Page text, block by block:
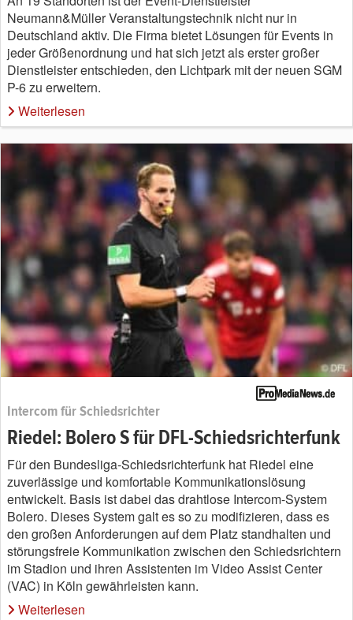
Neumann&Müller Veranstaltungstechnik nicht nur in
Deutschland aktiv. Die Firma bietet Lösungen für Events in
jeder Größenordnung und hat sich jetzt als erster großer
Dienstleister entschieden, den Lichtpark mit der neuen SGM
P-6 zu erweitern.
Weiterlesen
Intercom für Schiedsrichter
Riedel: Bolero S für DFL-Schiedsrichterfunk
Für den Bundesliga-Schiedsrichterfunk hat Riedel eine
zuverlässige und komfortable Kommunikationslösung
entwickelt. Basis ist dabei das drahtlose Intercom-System
Bolero. Dieses System galt es so zu modifizieren, dass es
den großen Anforderungen auf dem Platz standhalten und
störungsfreie Kommunikation zwischen den Schiedsrichtern
im Stadion und ihren Assistenten im Video Assist Center
(VAC) in Köln gewährleisten kann.
Weiterlesen